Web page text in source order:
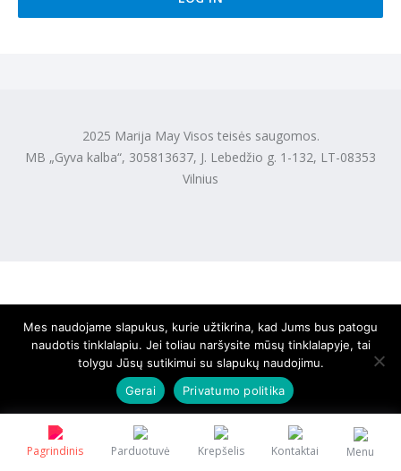
Pagrindinis Parduotuvė Krepšelis Kontaktai Menu
2025 Marija May Visos teisės saugomos.
MB „Gyva kalba“, 305813637, J. Lebedžio g. 1-132, LT-08353
Vilnius
Mes naudojame slapukus, kurie užtikrina, kad Jums bus patogu
naudotis tinklalapiu. Jei toliau naršysite mūsų tinklalapyje, tai
tolygu Jūsų sutikimui su slapukų naudojimu.
Gerai
Privatumo politika